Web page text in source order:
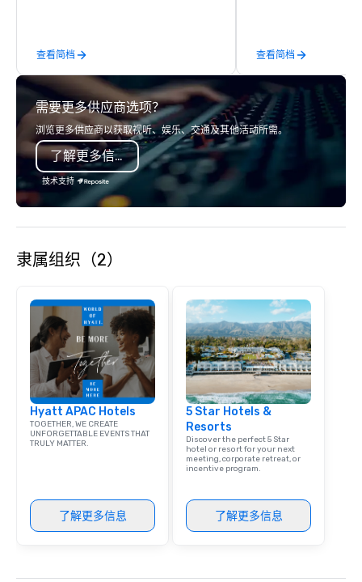
day hikes we provide luxury self-
guided inn-to-in walking vacations
from the gateway City of San
Francisco to the California wine
country with a focus on superb hiking,
lodging, food and wine. We also have
a Monterey Bay Trek.
查看简档
and craft cocktails at
with complete VIP
experience gives
opportunity to sit
colleagues at each
mingle, and easily
each experience with
engaging information
meeting events,
team building. All-Inclusive Group
Dining When meeting
corporate group
Smacking Foodie
group is assured a
experience with three
Our affordable tours
person with tax and
are drinks. However,
package upgrade is
provides guests a
查看简档
需要更多供应商选项？
浏览更多供应商以获取视听、娱乐、交通及其他活动所需。
了解更多信息
技术支持
隶属组织（2）
Hyatt APAC Hotels
TOGETHER, WE CREATE
UNFORGETTABLE EVENTS THAT
TRULY MATTER.
了解更多信息
5 Star Hotels &
Resorts
Discover the perfect 5 Star
hotel or resort for your next
meeting, corporate retreat, or
incentive program.
了解更多信息